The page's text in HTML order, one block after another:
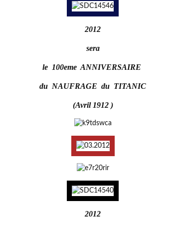
2012
sera
le 100eme ANNIVERSAIRE
du NAUFRAGE du TITANIC
(Avril 1912 )
2012